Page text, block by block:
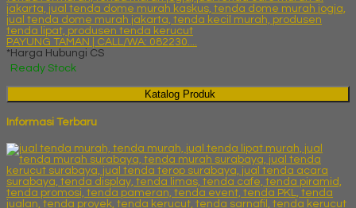
PAYUNG TAMAN | CALL/WA: 082230....
*Harga Hubungi CS
Ready Stock
Katalog Produk
Informasi Terbaru